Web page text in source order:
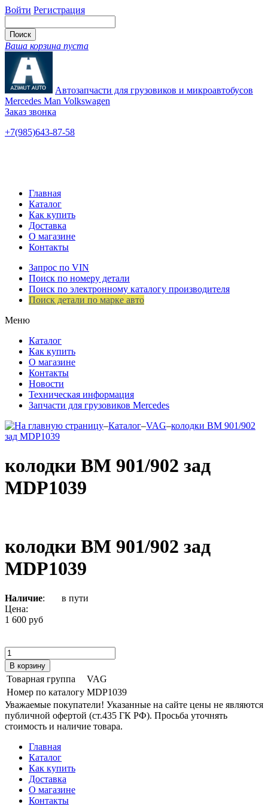
Войти Регистрация
Ваша корзина пуста
Автозапчасти для грузовиков и микроавтобусов
Mercedes Man Volkswagen
Заказ звонка
+7(985)643-87-58
Главная
Каталог
Как купить
Доставка
О магазине
Контакты
Запрос по VIN
Поиск по номеру детали
Поиск по электронному каталогу производителя
Поиск детали по марке авто
Меню
Каталог
Как купить
О магазине
Контакты
Новости
Техническая информация
Запчасти для грузовиков Mercedes
–Каталог–VAG–колодки ВМ 901/902
зад MDP1039
колодки ВМ 901/902 зад
MDP1039
колодки ВМ 901/902 зад
MDP1039
Наличие:
в пути
Цена:
1 600 руб
Товарная группа
VAG
Номер по каталогу MDP1039
Уважаемые покупатели! Указанные на сайте цены не являются
публичной офертой (ст.435 ГК РФ). Просьба уточнять
стоимость и наличие товара.
Главная
Каталог
Как купить
Доставка
О магазине
Контакты